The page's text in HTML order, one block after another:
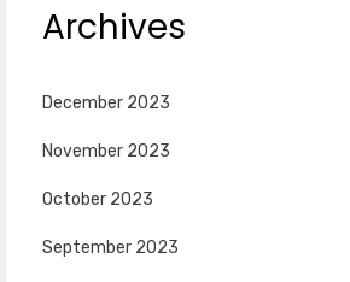
Archives
December 2023
November 2023
October 2023
September 2023